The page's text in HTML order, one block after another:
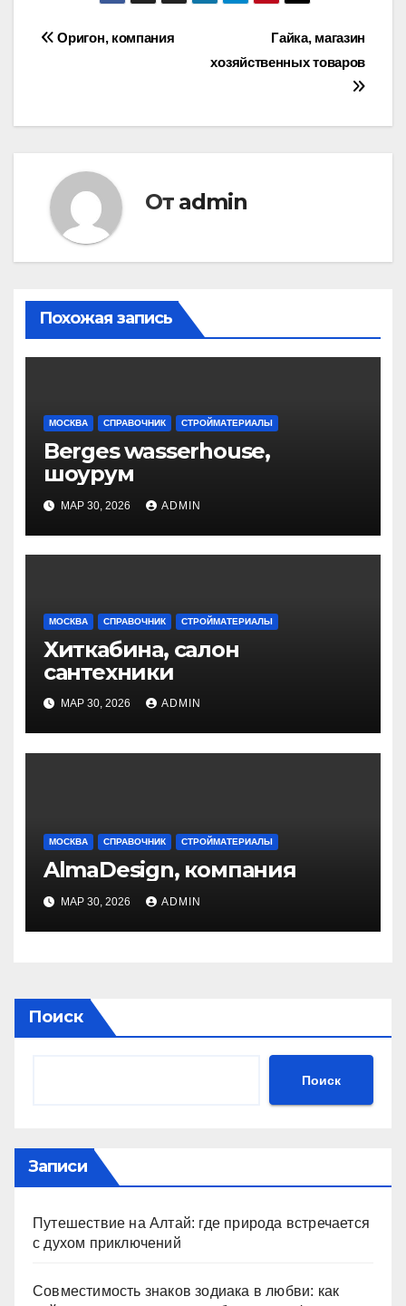
Навигация
записям
Гайка, магазин
хозяйственных товаров
Оригон, компания
От admin
Похожая запись
МОСКВА СПРАВОЧНИК СТРОЙМАТЕРИАЛЫ
Berges wasserhouse,
шоурум
МАР 30, 2026 ADMIN
МОСКВА СПРАВОЧНИК СТРОЙМАТЕРИАЛЫ
Хиткабина, салон
сантехники
МАР 30, 2026 ADMIN
МОСКВА СПРАВОЧНИК СТРОЙМАТЕРИАЛЫ
AlmaDesign, компания
МАР 30, 2026 ADMIN
Поиск
Поиск
Записи
Путешествие на Алтай: где природа встречается
с духом приключений
Совместимость знаков зодиака в любви: как